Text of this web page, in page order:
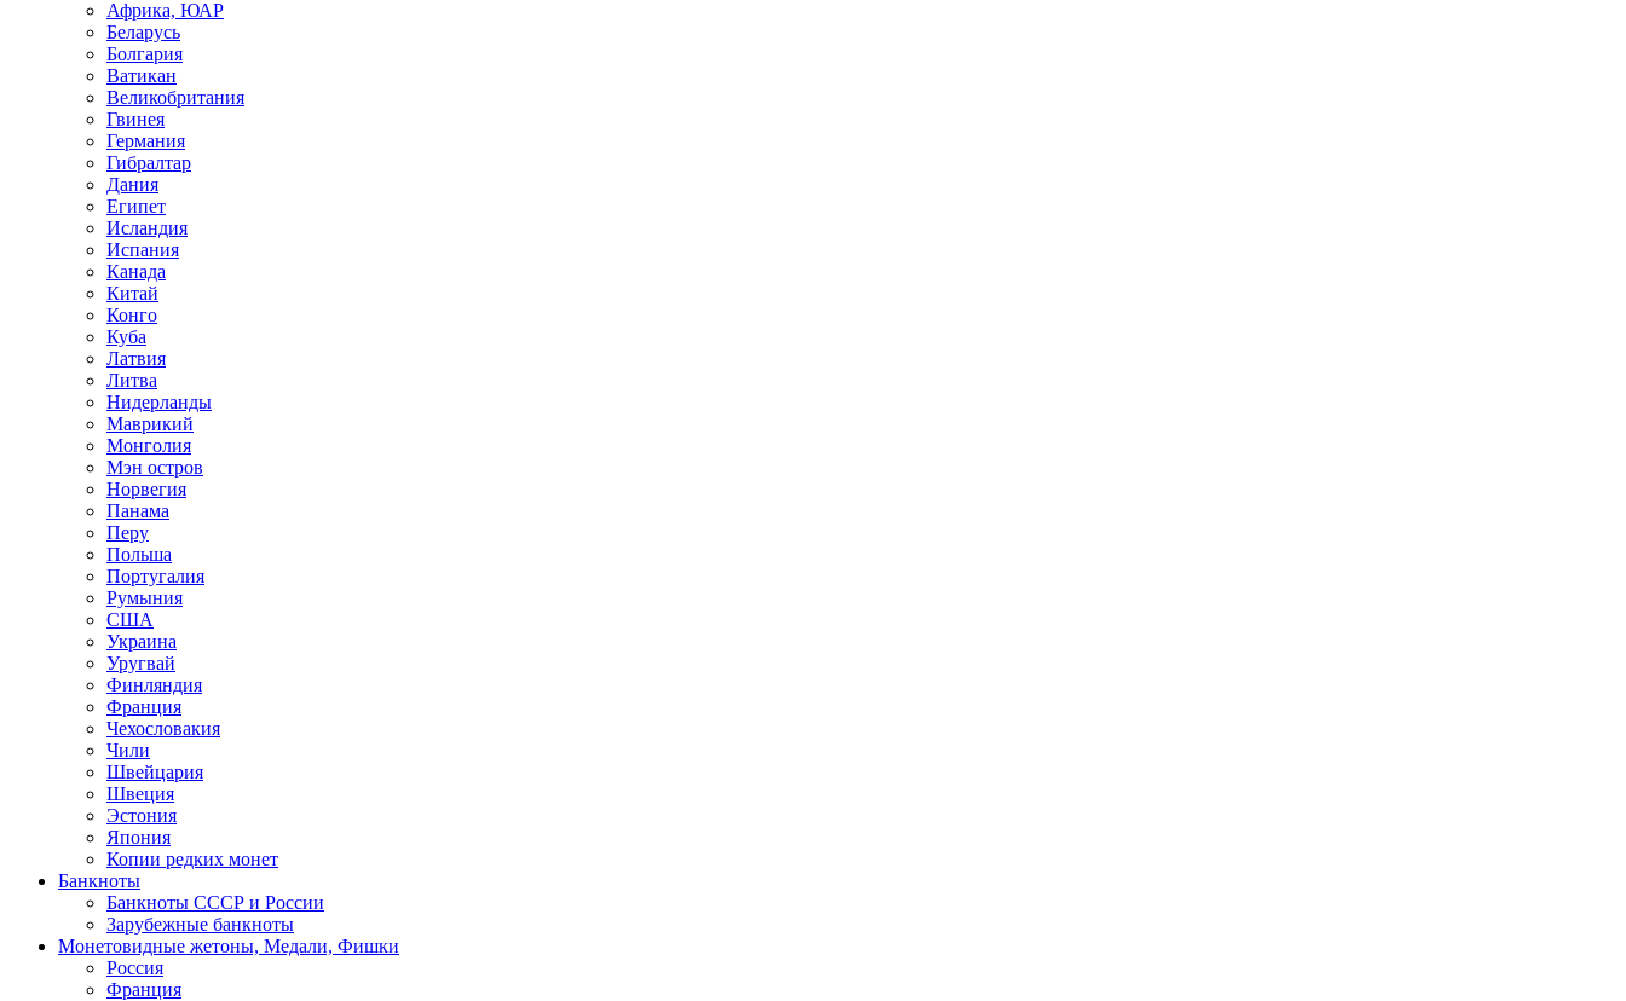
Африка, ЮАР
Беларусь
Болгария
Ватикан
Великобритания
Гвинея
Германия
Гибралтар
Дания
Египет
Исландия
Испания
Канада
Китай
Конго
Куба
Латвия
Литва
Нидерланды
Маврикий
Монголия
Мэн остров
Норвегия
Панама
Перу
Польша
Португалия
Румыния
США
Украина
Уругвай
Финляндия
Франция
Чехословакия
Чили
Швейцария
Швеция
Эстония
Япония
Копии редких монет
Банкноты
Банкноты СССР и России
Зарубежные банкноты
Монетовидные жетоны, Медали, Фишки
Россия
Франция